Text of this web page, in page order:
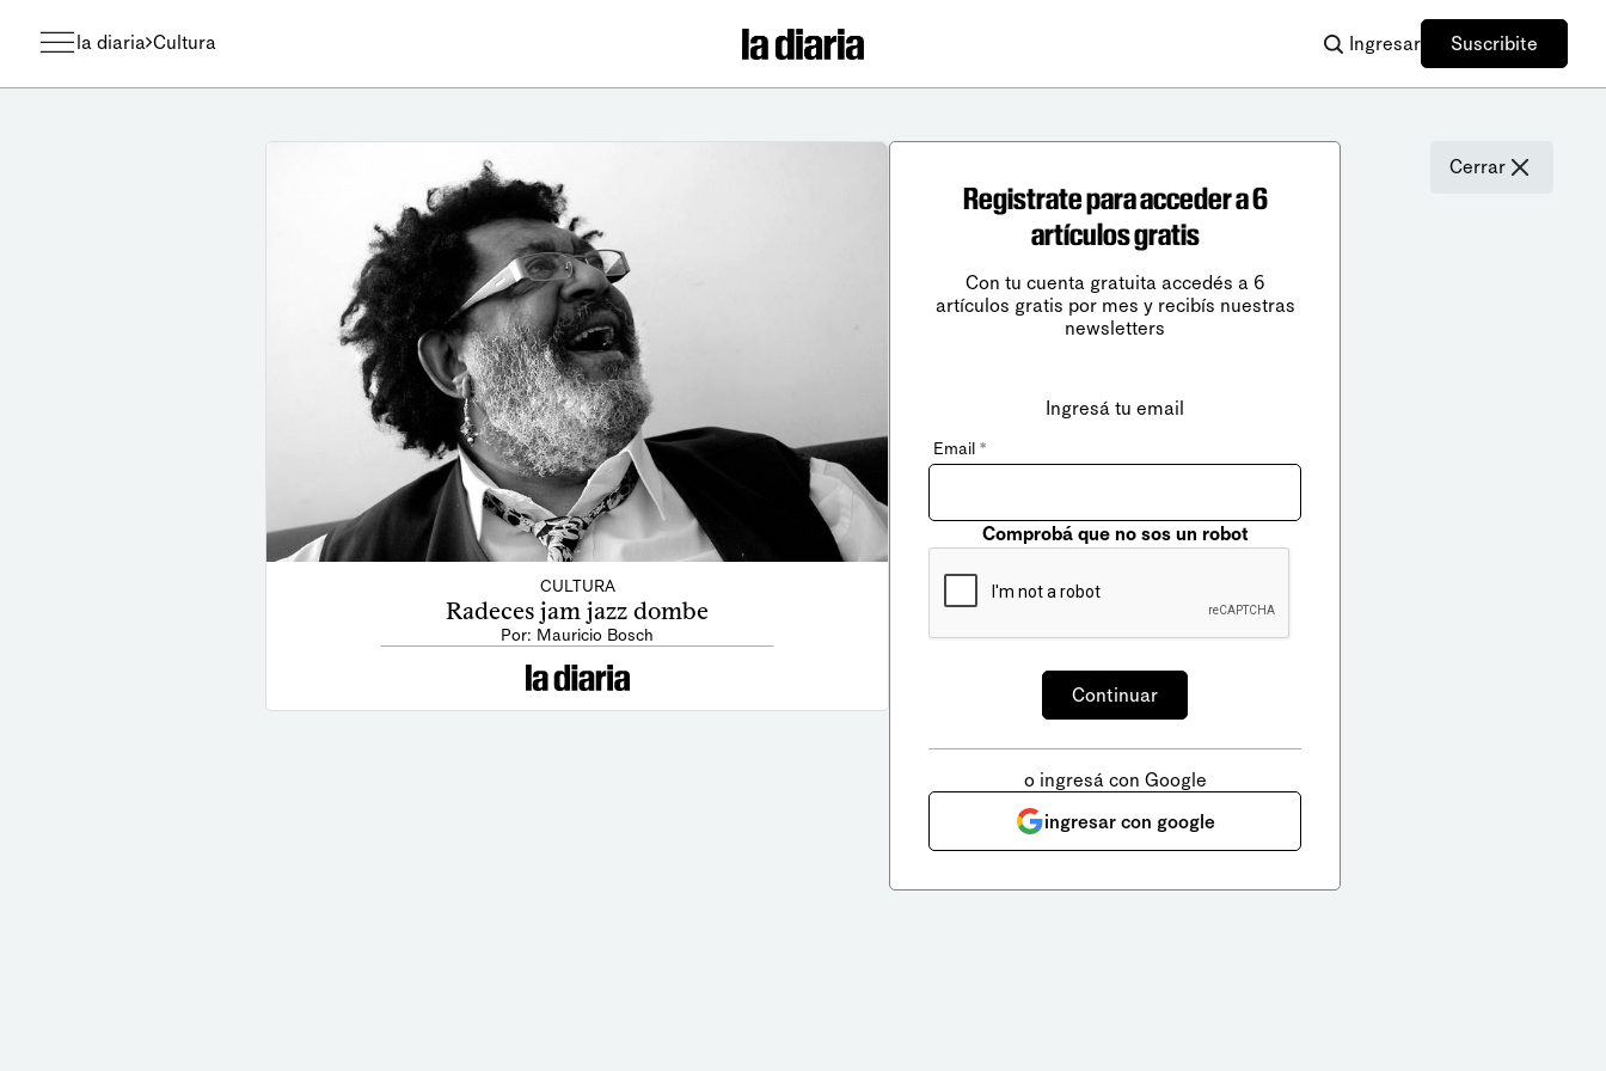
la diaria Cultura Ingresar Suscribite
CULTURA
Radeces jam jazz dombe
Por: Mauricio Bosch
Cerrar
Registrate para acceder a 6
artículos gratis
Con tu cuenta gratuita accedés a 6
artículos gratis por mes y recibís nuestras
newsletters
Ingresá tu email
Email *
Comprobá que no sos un robot
o ingresá con Google
ingresar con google